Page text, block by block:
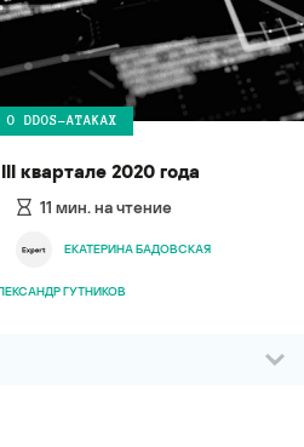
О DDOS-АТАКАХ
квартале 2020 года
11 мин. на чтение
ЕКАТЕРИНА БАДОВСКАЯ
ГУТНИКОВ